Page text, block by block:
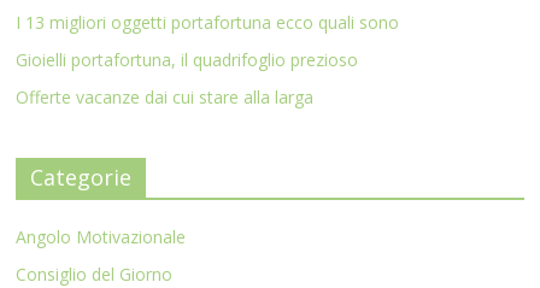
I 13 migliori oggetti portafortuna ecco quali sono
Gioielli portafortuna, il quadrifoglio prezioso
Offerte vacanze dai cui stare alla larga
Categorie
Angolo Motivazionale
Consiglio del Giorno